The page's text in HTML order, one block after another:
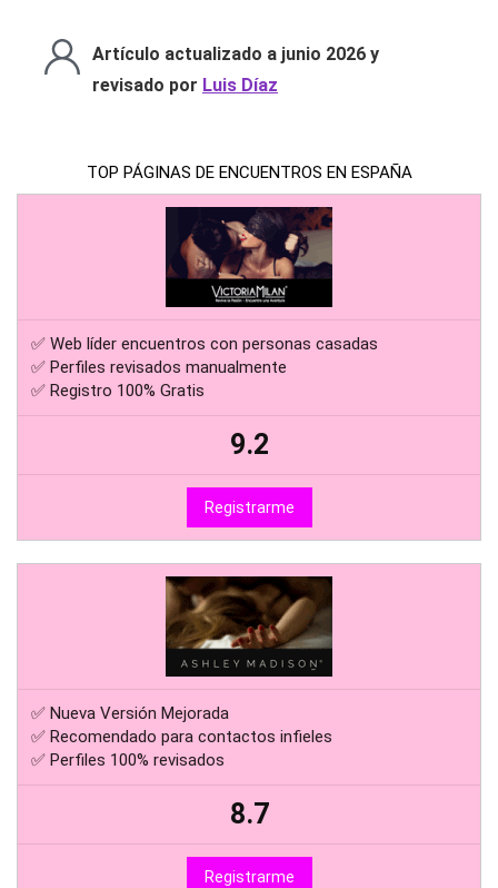
Artículo actualizado a junio 2026 y
revisado por Luis Díaz
TOP PÁGINAS DE ENCUENTROS EN ESPAÑA
✅ Web líder encuentros con personas casadas
✅ Perfiles revisados manualmente
✅ Registro 100% Gratis
9.2
Registrarme
✅ Nueva Versión Mejorada
✅ Recomendado para contactos infieles
✅ Perfiles 100% revisados
8.7
Registrarme